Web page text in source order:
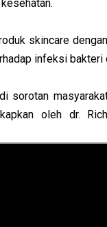
skincare
infeksi bakteri
sorotan
oleh dr.